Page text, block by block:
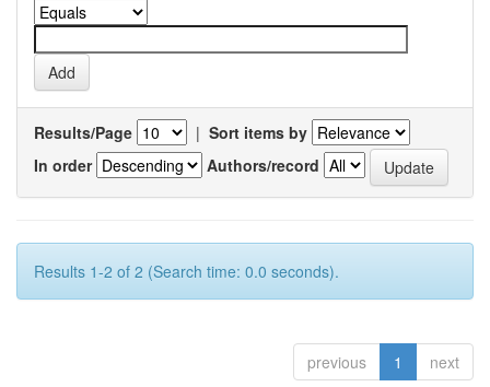
Results/Page | Sort items by
In order
Authors/record
Results 1-2 of 2 (Search time: 0.0 seconds).
previous 1 next